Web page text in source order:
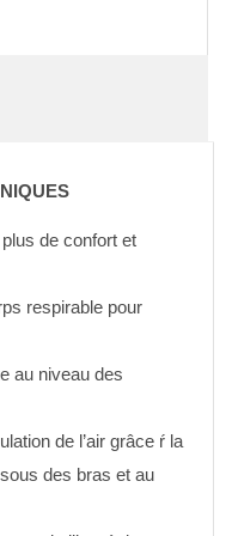
de confort et
respirable pour
au niveau des
de l’air grâce ŕ la
des bras et au